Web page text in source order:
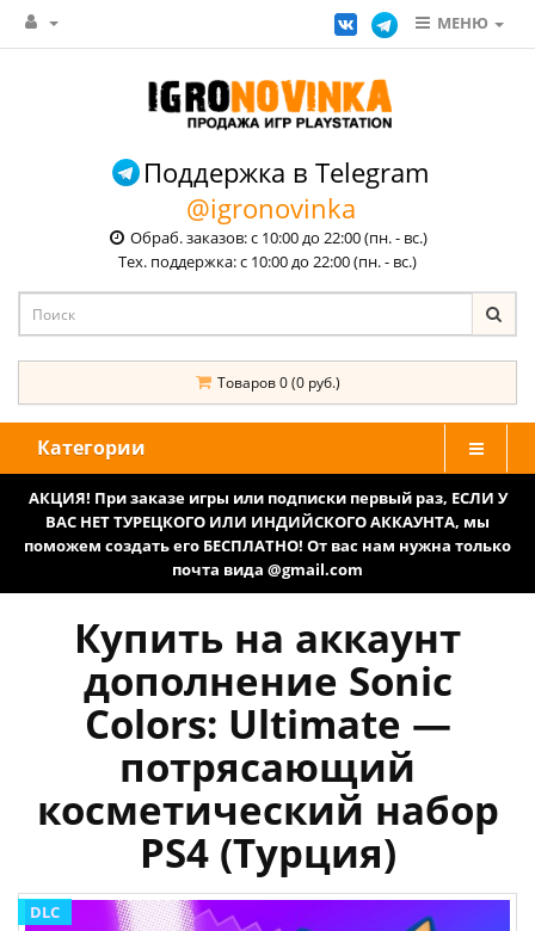
МЕНЮ
Поддержка в Telegram
@igronovinka
Обраб. заказов: с 10:00 до 22:00 (пн. - вс.)
Тех. поддержка: с 10:00 до 22:00 (пн. - вс.)
Товаров 0 (0 руб.)
Категории
АКЦИЯ! При заказе игры или подписки первый раз, ЕСЛИ У
ВАС НЕТ ТУРЕЦКОГО ИЛИ ИНДИЙСКОГО АККАУНТА, мы
поможем создать его БЕСПЛАТНО! От вас нам нужна только
почта вида @gmail.com
Купить на аккаунт
дополнение Sonic
Colors: Ultimate —
потрясающий
косметический набор
PS4 (Турция)
DLC